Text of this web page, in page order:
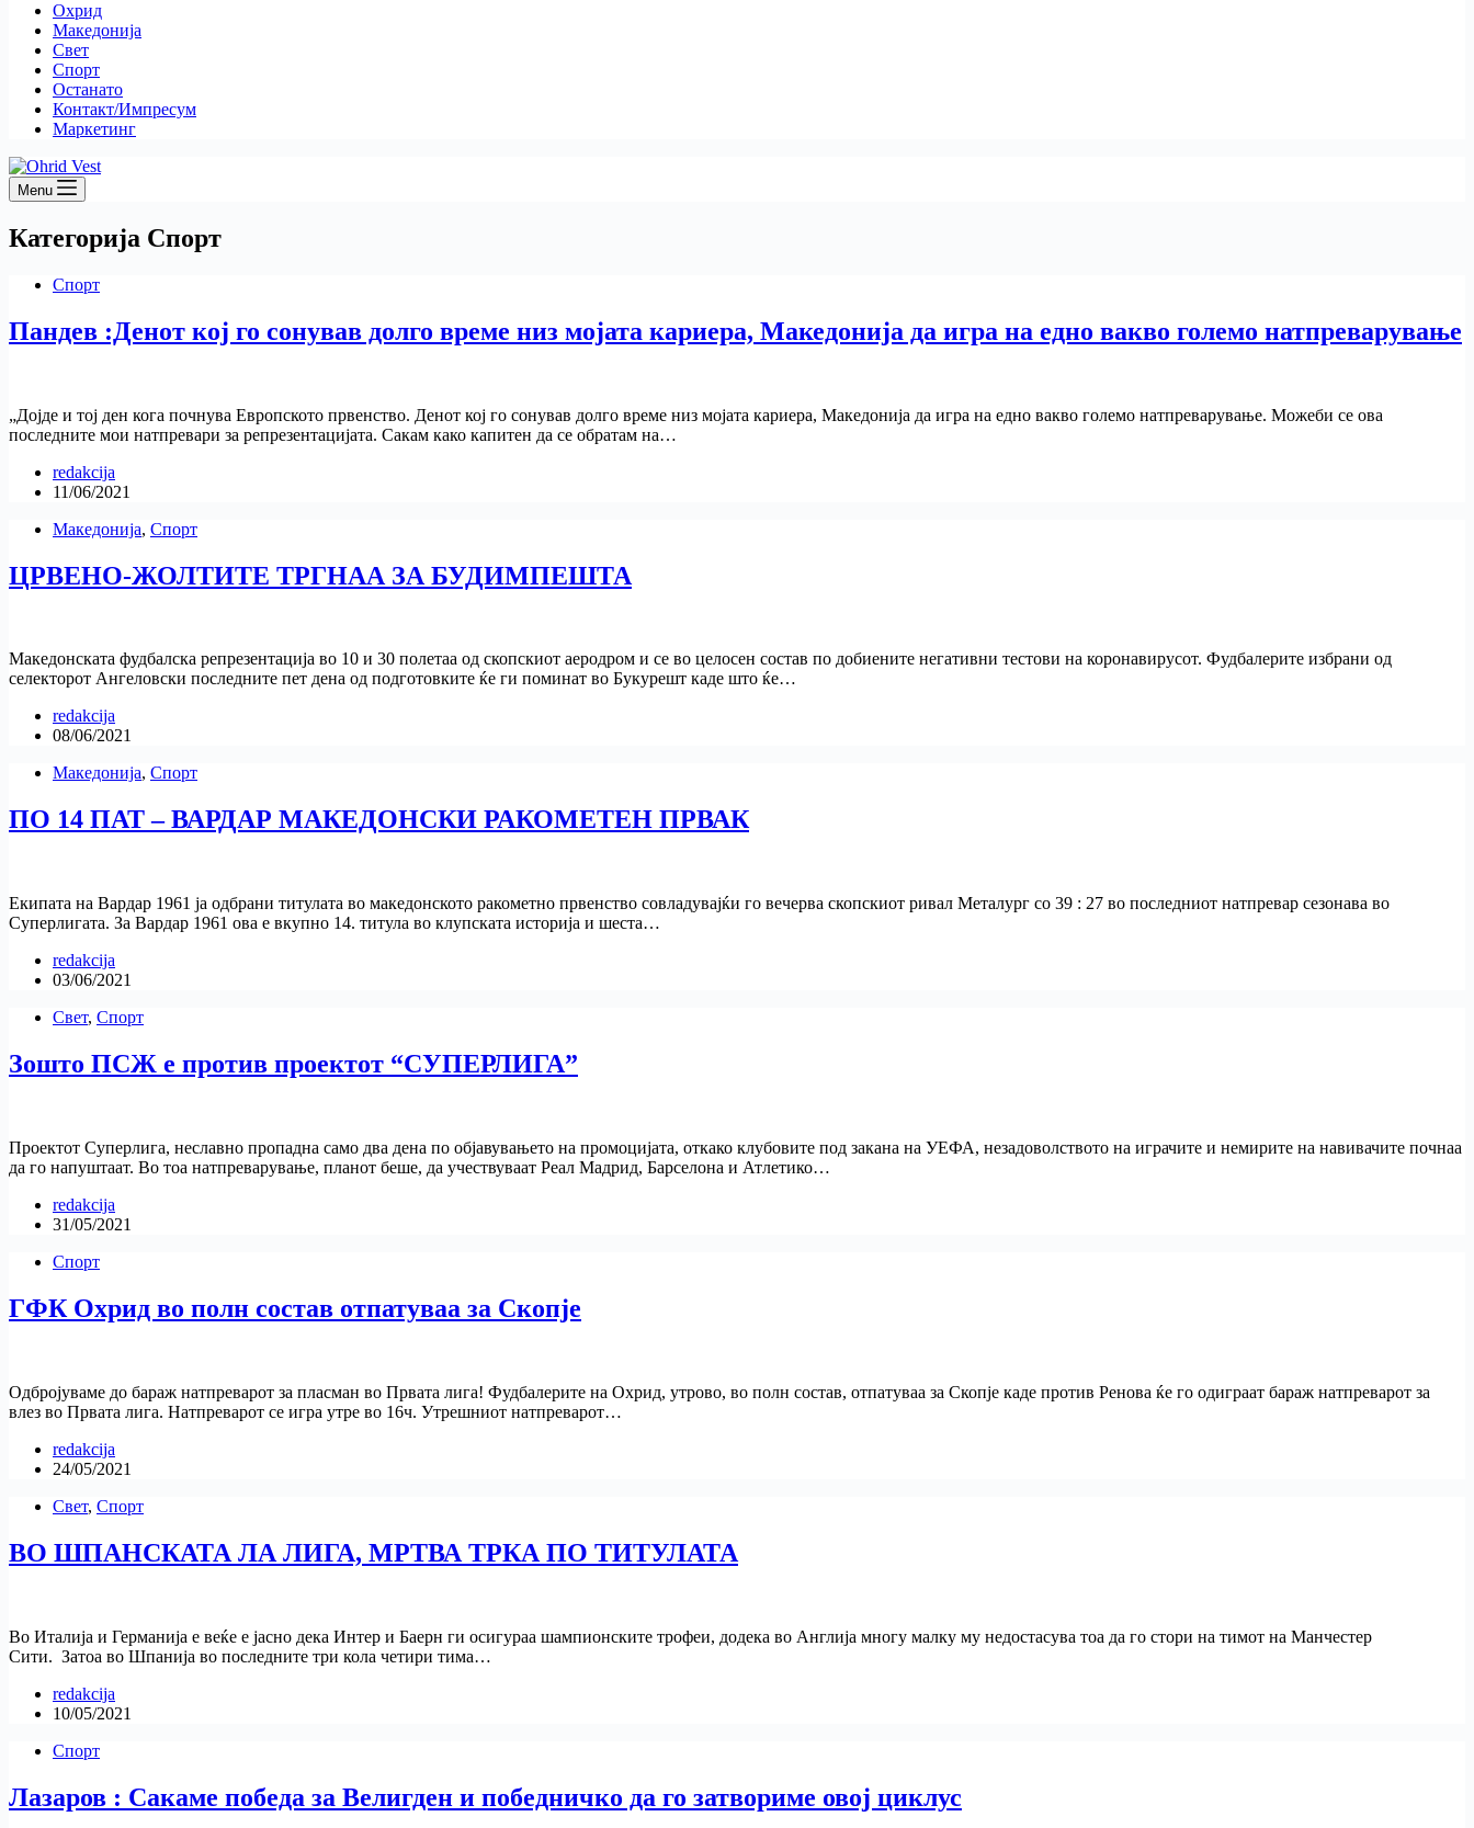
Охрид
Македонија
Свет
Спорт
Останато
Контакт/Импресум
Маркетинг
Menu
Категорија Спорт
Спорт
Пандев :Денот кој го сонував долго време низ мојата кариера, Македонија да игра на едно вакво големо натпреварување
„Дојде и тој ден кога почнува Европското првенство. Денот кој го сонував долго време низ мојата кариера, Македонија да игра на едно вакво големо натпреварување. Можеби се ова
последните мои натпревари за репрезентацијата. Сакам како капитен да се обратам на…
redakcija
11/06/2021
Македонија, Спорт
ЦРВЕНО-ЖОЛТИТЕ ТРГНАА ЗА БУДИМПЕШТА
Македонската фудбалска репрезентација во 10 и 30 полетаа од скопскиот аеродром и се во целосен состав по добиените негативни тестови на коронавирусот. Фудбалерите избрани од
селекторот Ангеловски последните пет дена од подготовките ќе ги поминат во Букурешт каде што ќе…
redakcija
08/06/2021
Македонија, Спорт
ПО 14 ПАТ – ВАРДАР МАКЕДОНСКИ РАКОМЕТЕН ПРВАК
Екипата на Вардар 1961 ја одбрани титулата во македонското ракометно првенство совладувајќи го вечерва скопскиот ривал Металург со 39 : 27 во последниот натпревар сезонава во
Суперлигата. За Вардар 1961 ова е вкупно 14. титула во клупската историја и шеста…
redakcija
03/06/2021
Свет, Спорт
Зошто ПСЖ е против проектот “СУПЕРЛИГА”
Проектот Суперлига, неславно пропадна само два дена по објавувањето на промоцијата, откако клубовите под закана на УЕФА, незадоволството на играчите и немирите на навивачите почнаа
да го напуштаат. Во тоа натпреварување, планот беше, да учествуваат Реал Мадрид, Барселона и Атлетико…
redakcija
31/05/2021
Спорт
ГФК Охрид во полн состав отпатуваа за Скопје
Одбројуваме до бараж натпреварот за пласман во Првата лига! Фудбалерите на Охрид, утрово, во полн состав, отпатуваа за Скопје каде против Ренова ќе го одиграат бараж натпреварот за
влез во Првата лига. Натпреварот се игра утре во 16ч. Утрешниот натпреварот…
redakcija
24/05/2021
Свет, Спорт
ВО ШПАНСКАТА ЛА ЛИГА, МРТВА ТРКА ПО ТИТУЛАТА
Во Италија и Германија е веќе е јасно дека Интер и Баерн ги осигураа шампионските трофеи, додека во Англија многу малку му недостасува тоа да го стори на тимот на Манчестер
Сити. Затоа во Шпанија во последните три кола четири тима…
redakcija
10/05/2021
Спорт
Лазаров : Сакаме победа за Велигден и победничко да го затвориме овој циклус